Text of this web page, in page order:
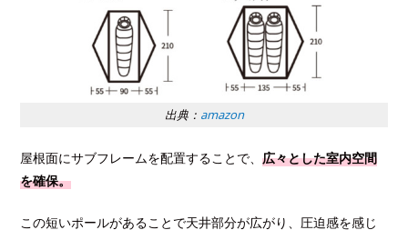
出典： amazon
屋根面にサブフレームを配置することで、広々とした室内空間
を確保。
この短いポールがあることで天井部分が広がり、圧迫感を感じ